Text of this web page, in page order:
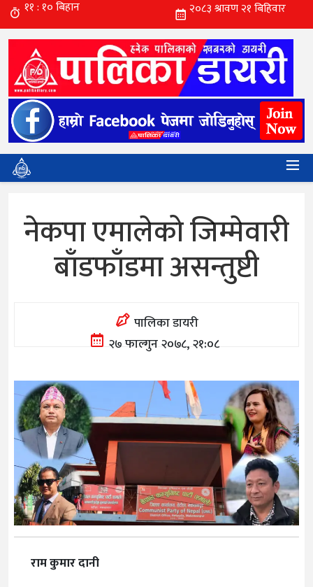
नेकपा एमालेको जिम्मेवारी
बाँडफाँडमा असन्तुष्टी
पालिका डायरी
२७ फाल्गुन २०७८, २१:०८
राम कुमार दानी